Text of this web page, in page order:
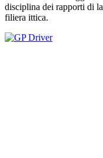
disciplina dei rapporti di
filiera ittica.